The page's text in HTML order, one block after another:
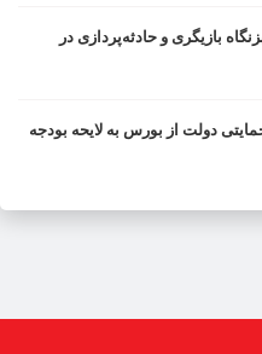
بازیگری و حادثه‌پردازی در
بندی حمایتی دولت از بورس به لایحه بودجه